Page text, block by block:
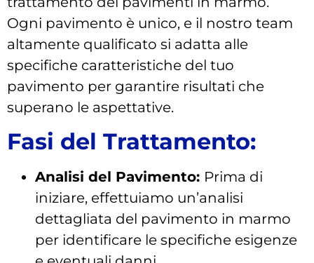
Ogni pavimento è unico, e il nostro team
altamente qualificato si adatta alle
specifiche caratteristiche del tuo
pavimento per garantire risultati che
superano le aspettative.
Fasi del Trattamento:
Analisi del Pavimento: Prima di
iniziare, effettuiamo un’analisi
dettagliata del pavimento in marmo
per identificare le specifiche esigenze